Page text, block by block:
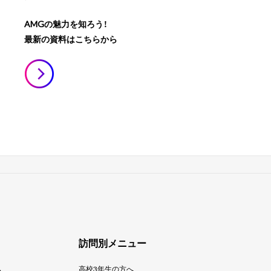
AMGの魅力を知ろう！
最新の資料はこちらから
訪問別メニュー
高校3年生の方へ